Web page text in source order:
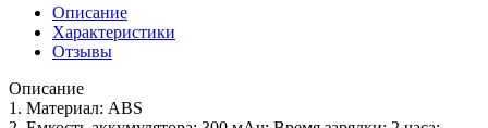
Описание
Характеристики
Отзывы
Описание
1. Материал: ABS